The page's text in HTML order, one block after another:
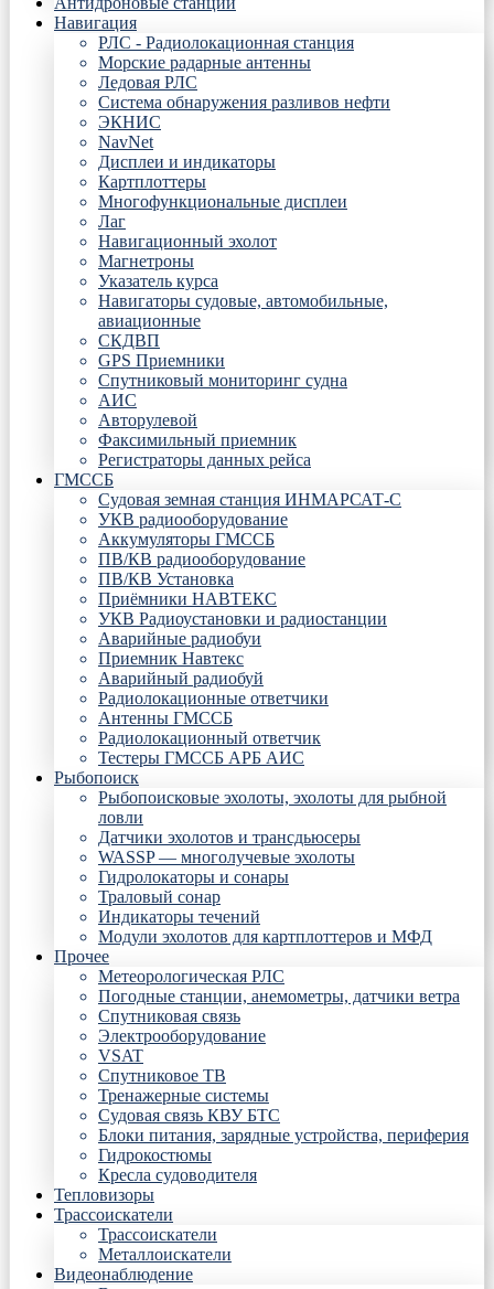
Навигация
РЛС - Радиолокационная станция
Морские радарные антенны
Ледовая РЛС
Система обнаружения разливов нефти
ЭКНИС
NavNet
Дисплеи и индикаторы
Картплоттеры
Многофункциональные дисплеи
Лаг
Навигационный эхолот
Магнетроны
Указатель курса
Навигаторы судовые, автомобильные,
авиационные
СКДВП
GPS Приемники
Спутниковый мониторинг судна
АИС
Авторулевой
Факсимильный приемник
Регистраторы данных рейса
ГМССБ
Судовая земная станция ИНМАРСАТ-С
УКВ радиооборудование
Аккумуляторы ГМССБ
ПВ/КВ радиооборудование
ПВ/КВ Установка
Приёмники НАВТЕКС
УКВ Радиоустановки и радиостанции
Аварийные радиобуи
Приемник Навтекс
Аварийный радиобуй
Радиолокационные ответчики
Антенны ГМССБ
Радиолокационный ответчик
Тестеры ГМССБ АРБ АИС
Рыбопоиск
Рыбопоисковые эхолоты, эхолоты для рыбной
ловли
Датчики эхолотов и трансдьюсеры
WASSP — многолучевые эхолоты
Гидролокаторы и сонары
Траловый сонар
Индикаторы течений
Модули эхолотов для картплоттеров и МФД
Прочее
Метеорологическая РЛС
Погодные станции, анемометры, датчики ветра
Спутниковая связь
Электрооборудование
VSAT
Спутниковое ТВ
Тренажерные системы
Судовая связь КВУ БТС
Блоки питания, зарядные устройства, периферия
Гидрокостюмы
Кресла судоводителя
Тепловизоры
Трассоискатели
Трассоискатели
Металлоискатели
Видеонаблюдение